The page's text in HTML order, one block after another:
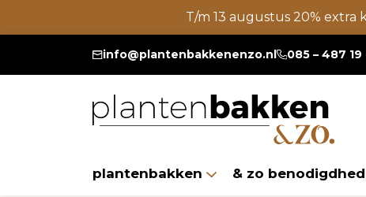
T/m 13 augustus 20%
info@plantenbakkenenzo.nl 085 – 487 19
plantenbakken & zo